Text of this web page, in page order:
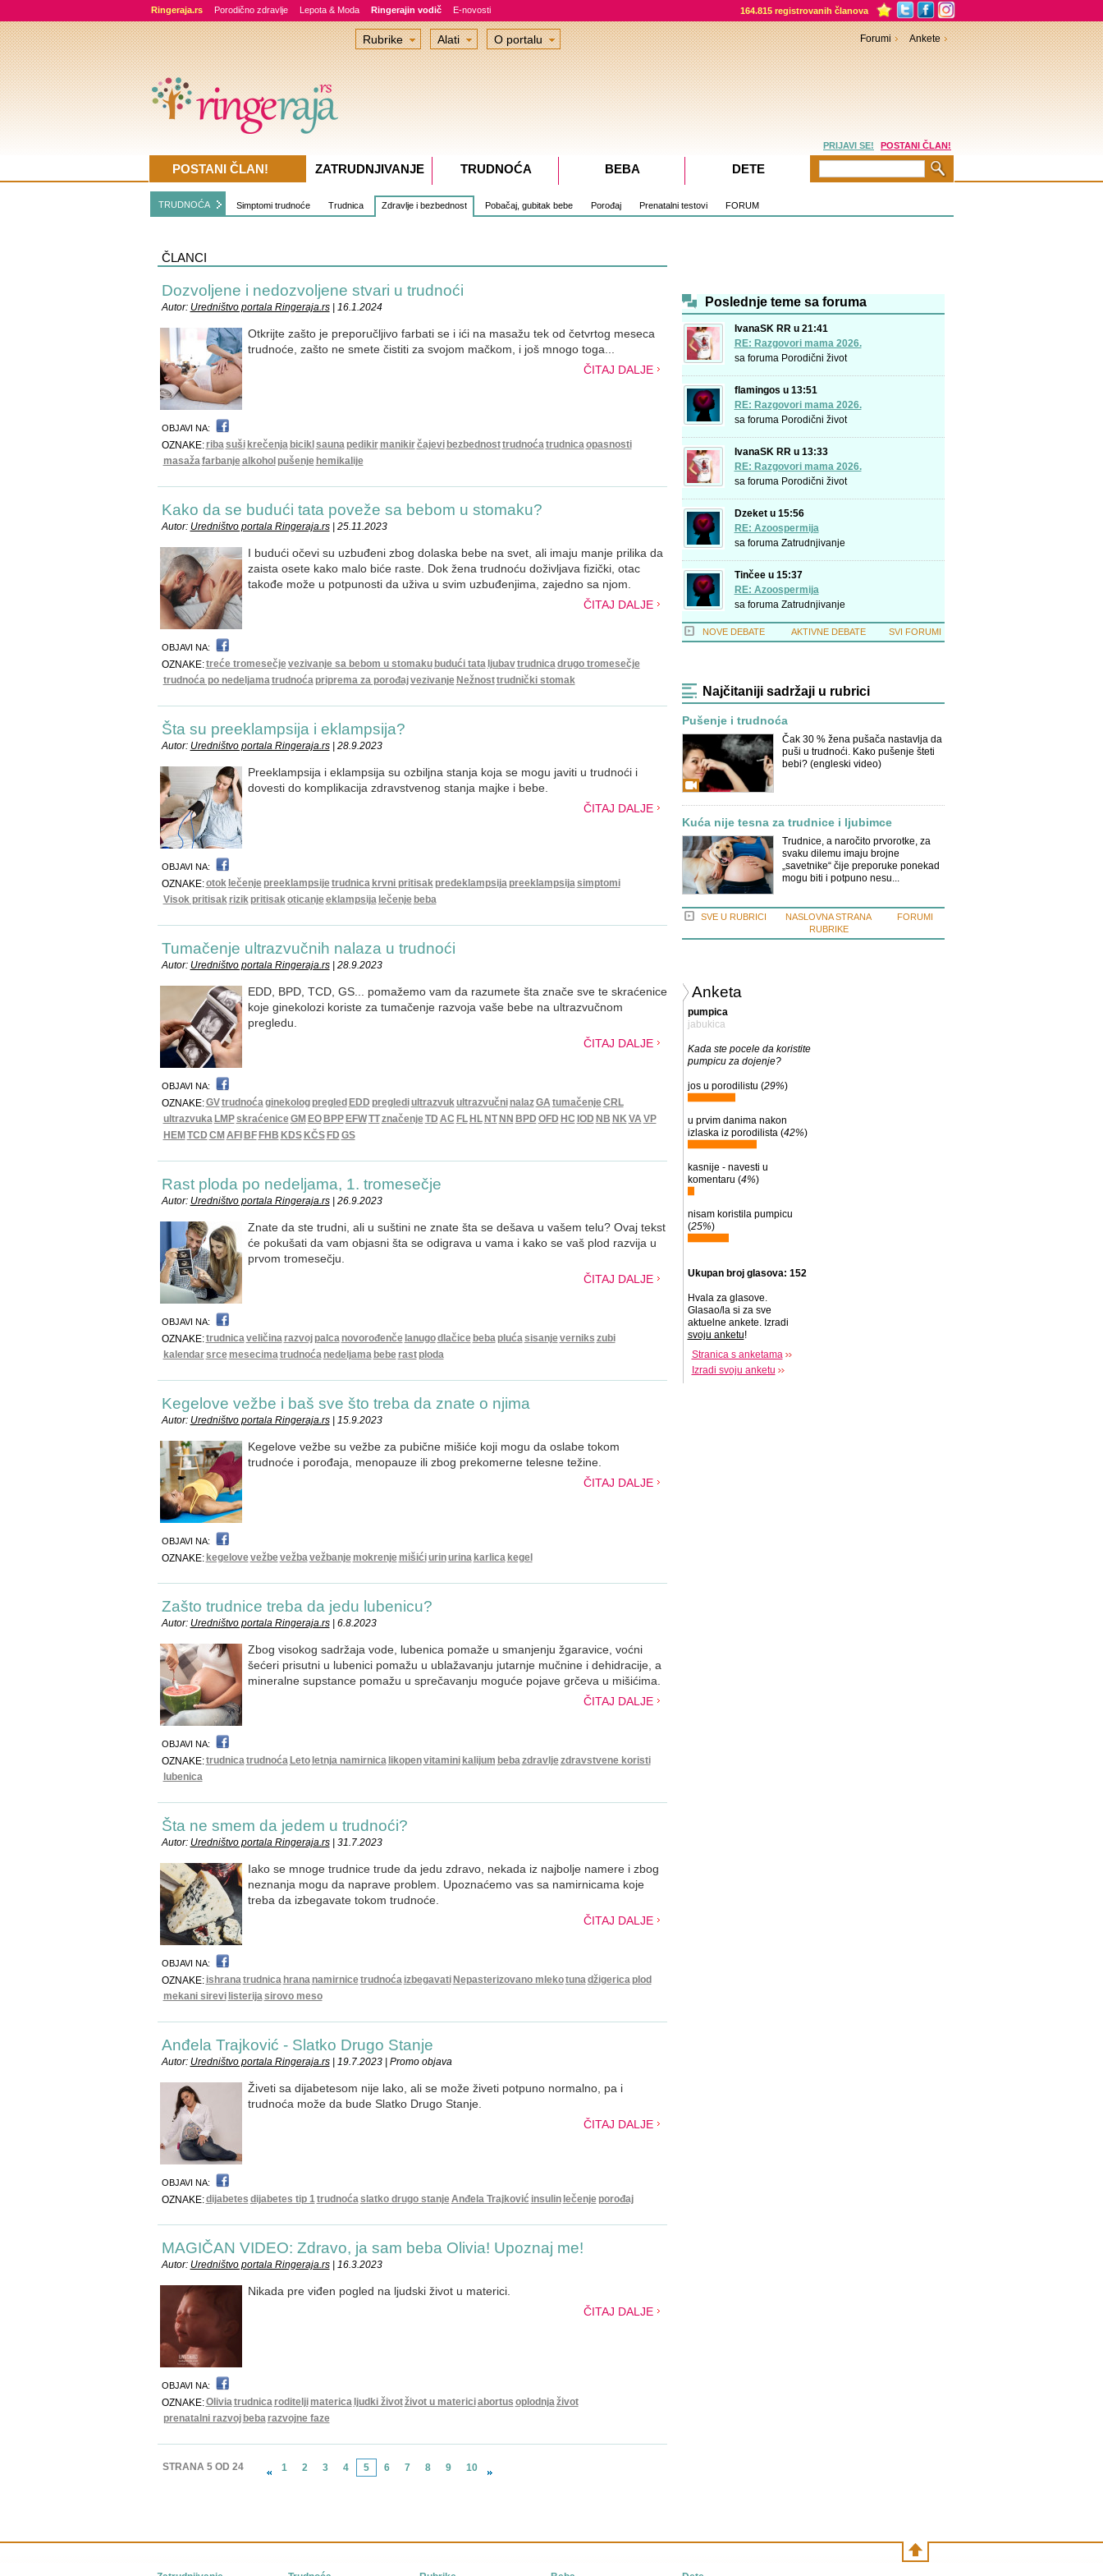
Ringeraja.rs Porodično zdravlje Lepota & Moda Ringerajin vodič E-novosti 164.815 registrovanih članova
TRUDNOĆA Simptomi trudnoće Trudnica Zdravlje i bezbednost Pobačaj, gubitak bebe Porođaj Prenatalni testovi FORUM
ČLANCI
Dozvoljene i nedozvoljene stvari u trudnoći
Autor: Uredništvo portala Ringeraja.rs| 16.1.2024
Otkrijte zašto je preporučljivo farbati se i ići na masažu tek od četvrtog meseca
trudnoće, zašto ne smete čistiti za svojom mačkom, i još mnogo toga...
ČITAJ DALJE
OBJAVI NA:
OZNAKE: ribasuši krečenja bicikl sauna pedikir manikirčajevi bezbednosttrudnoćatrudnicaopasnosti
masažafarbanjealkohol pušenje hemikalije
Kako da se budući tata poveže sa bebom u stomaku?
Autor: Uredništvo portala Ringeraja.rs| 25.11.2023
I budući očevi su uzbuđeni zbog dolaska bebe na svet, ali imaju manje prilika da
zaista osete kako malo biće raste. Dok žena trudnoću doživljava fizički, otac
takođe može u potpunosti da uživa u svim uzbuđenjima, zajedno sa njom.
ČITAJ DALJE
OBJAVI NA:
OZNAKE:treće tromesečjevezivanje sa bebom u stomaku budući tata ljubavtrudnicadrugo tromesečje
trudnoća po nedeljamatrudnoća priprema za porođajvezivanje Nežnosttrudnički stomak
Šta su preeklampsija i eklampsija?
Autor: Uredništvo portala Ringeraja.rs| 28.9.2023
Preeklampsija i eklampsija su ozbiljna stanja koja se mogu javiti u trudnoći i
dovesti do komplikacija zdravstvenog stanja majke i bebe.
ČITAJ DALJE
OBJAVI NA:
OZNAKE:otok lečenje preeklampsijetrudnica krvni pritisak predeklampsija preeklampsijasimptomi
Visok pritisak rizik pritisakoticanjeeklampsija lečenje beba
Tumačenje ultrazvučnih nalaza u trudnoći
Autor: Uredništvo portala Ringeraja.rs| 28.9.2023
EDD, BPD, TCD, GS... pomažemo vam da razumete šta znače sve te skraćenice
koje ginekolozi koriste za tumačenje razvoja vaše bebe na ultrazvučnom
pregledu.
ČITAJ DALJE
OBJAVI NA:
OZNAKE:GVtrudnoćaginekolog pregled EDD preglediultrazvukultrazvučni nalazGA tumačenjeCRL
ultrazvuka LMPskraćeniceGM EO BPP EFWTTznačenjeTD AC FL HL NT NN BPD OFD HC IOD NB NKVA VP
HEM TCD CM AFI BF FHB KDS KČS FD GS
Rast ploda po nedeljama, 1. tromesečje
Autor: Uredništvo portala Ringeraja.rs| 26.9.2023
Znate da ste trudni, ali u suštini ne znate šta se dešava u vašem telu? Ovaj tekst
će pokušati da vam objasni šta se odigrava u vama i kako se vaš plod razvija u
prvom tromesečju.
ČITAJ DALJE
OBJAVI NA:
OZNAKE:trudnicaveličina razvoj palca novorođenče lanugodlačice beba plućasisanjeverniks zubi
kalendarsrce mesecimatrudnoća nedeljama bebe rast ploda
Kegelove vežbe i baš sve što treba da znate o njima
Autor: Uredništvo portala Ringeraja.rs| 15.9.2023
Kegelove vežbe su vežbe za pubične mišiće koji mogu da oslabe tokom
trudnoće i porođaja, menopauze ili zbog prekomerne telesne težine.
ČITAJ DALJE
OBJAVI NA:
OZNAKE: kegelovevežbevežbavežbanje mokrenje mišićiurinurina karlica kegel
Zašto trudnice treba da jedu lubenicu?
Autor: Uredništvo portala Ringeraja.rs| 6.8.2023
Zbog visokog sadržaja vode, lubenica pomaže u smanjenju žgaravice, voćni
šećeri prisutni u lubenici pomažu u ublažavanju jutarnje mučnine i dehidracije, a
mineralne supstance pomažu u sprečavanju moguće pojave grčeva u mišićima.
ČITAJ DALJE
OBJAVI NA:
OZNAKE:trudnicatrudnoća Leto letnja namirnica likopenvitamini kalijum bebazdravljezdravstvene koristi
lubenica
Šta ne smem da jedem u trudnoći?
Autor: Uredništvo portala Ringeraja.rs| 31.7.2023
Iako se mnoge trudnice trude da jedu zdravo, nekada iz najbolje namere i zbog
neznanja mogu da naprave problem. Upoznaćemo vas sa namirnicama koje
treba da izbegavate tokom trudnoće.
ČITAJ DALJE
OBJAVI NA:
OZNAKE: ishranatrudnica hrana namirnicetrudnoća izbegavati Nepasterizovano mlekotunadžigerica plod
mekani sirevi listerijasirovo meso
Anđela Trajković - Slatko Drugo Stanje
Autor: Uredništvo portala Ringeraja.rs| 19.7.2023 | Promo objava
Živeti sa dijabetesom nije lako, ali se može živeti potpuno normalno, pa i
trudnoća može da bude Slatko Drugo Stanje.
ČITAJ DALJE
OBJAVI NA:
OZNAKE:dijabetes dijabetes tip 1trudnoćaslatko drugo stanjeAnđela Trajković insulin lečenje porođaj
MAGIČAN VIDEO: Zdravo, ja sam beba Olivia! Upoznaj me!
Autor: Uredništvo portala Ringeraja.rs| 16.3.2023
Nikada pre viđen pogled na ljudski život u materici.
ČITAJ DALJE
OBJAVI NA:
OZNAKE:Oliviatrudnica roditelji materica ljudki životživot u matericiabortus oplodnjaživot
prenatalni razvoj beba razvojne faze
STRANA 5 OD 24 1 2 3 4 5 6 7 8 9 10
Poslednje teme sa foruma
IvanaSK RR u 21:41
RE: Razgovori mama 2026.
sa foruma Porodični život
flamingos u 13:51
RE: Razgovori mama 2026.
sa foruma Porodični život
IvanaSK RR u 13:33
RE: Razgovori mama 2026.
sa foruma Porodični život
Dzeket u 15:56
RE: Azoospermija
sa foruma Zatrudnjivanje
Tinčee u 15:37
RE: Azoospermija
sa foruma Zatrudnjivanje
NOVE DEBATE AKTIVNE DEBATE SVI FORUMI
Najčitaniji sadržaji u rubrici
Pušenje i trudnoća
Čak 30 % žena pušača nastavlja da
puši u trudnoći. Kako pušenje šteti
bebi? (engleski video)
Kuća nije tesna za trudnice i ljubimce
Trudnice, a naročito prvorotke, za
svaku dilemu imaju brojne
„savetnike“ čije preporuke ponekad
mogu biti i potpuno nesu...
SVE U RUBRICI
NASLOVNA STRANA
RUBRIKE
FORUMI
Anketa
pumpica
jabukica
Kada ste pocele da koristite
pumpicu za dojenje?
jos u porodilistu (29%)
u prvim danima nakon
izlaska iz porodilista (42%)
kasnije - navesti u
komentaru (4%)
nisam koristila pumpicu
(25%)
Ukupan broj glasova: 152
Hvala za glasove.
Glasao/la si za sve
aktuelne ankete. Izradi
svoju anketu!
Stranica s anketama
Izradi svoju anketu
Rubrike Alati O portalu Forumi Ankete
PRIJAVI SE! POSTANI ČLAN!
POSTANI ČLAN! ZATRUDNJIVANJE TRUDNOĆA BEBA DETE